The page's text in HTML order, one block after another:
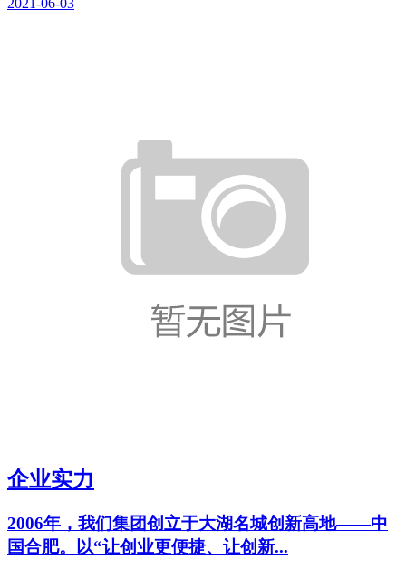
企业实力
2006年，我们集团创立于大湖名城创新高地——中
国合肥。以“让创业更便捷、让创新...